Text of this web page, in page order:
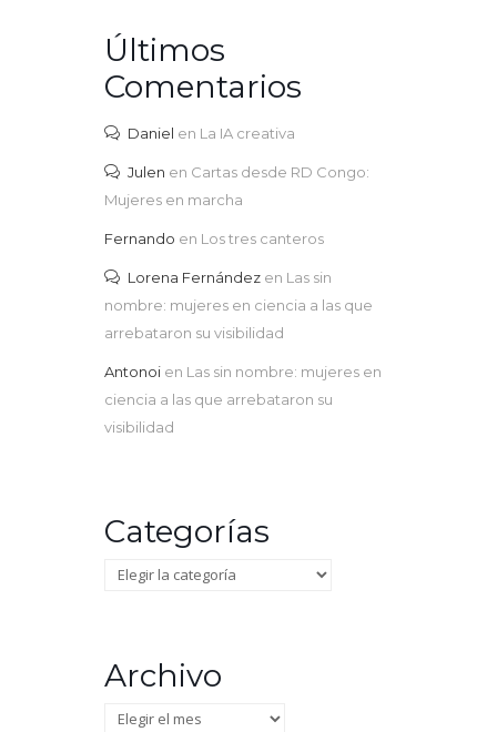
Últimos
Comentarios
Daniel en La IA creativa
Julen en Cartas desde RD Congo:
Mujeres en marcha
Fernando en Los tres canteros
Lorena Fernández en Las sin
nombre: mujeres en ciencia a las que
arrebataron su visibilidad
Antonoi en Las sin nombre: mujeres en
ciencia a las que arrebataron su
visibilidad
Categorías
Categorías
Archivo
Archivo